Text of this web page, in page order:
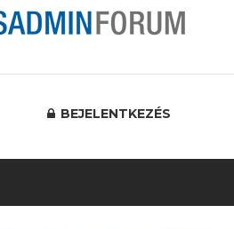
BEJELENTKEZÉS